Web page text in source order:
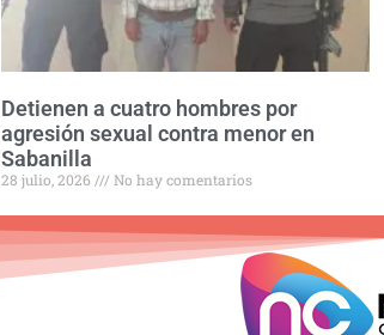
Detienen a cuatro hombres por
agresión sexual contra menor en
Sabanilla
28 julio, 2026 No hay comentarios